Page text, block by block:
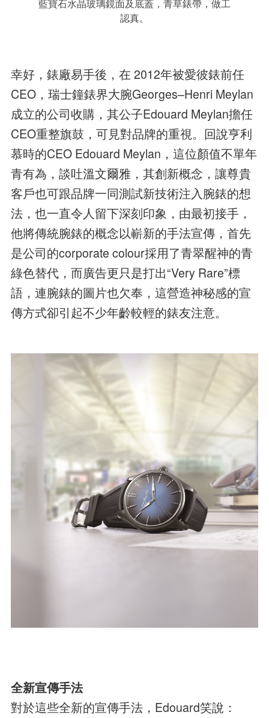
藍寶石水晶玻璃鏡面及底蓋，青草錶帶，做工
認真。
幸好，錶廠易手後，在 2012年被愛彼錶前任
CEO，瑞士鐘錶界大腕Georges–Henri Meylan
成立的公司收購，其公子Edouard Meylan擔任
CEO重整旗鼓，可見對品牌的重視。回說亨利
慕時的CEO Edouard Meylan，這位顏值不單年
青有為，談吐溫文爾雅，其創新概念，讓尊貴
客戶也可跟品牌一同測試新技術注入腕錶的想
法，也一直令人留下深刻印象，由最初接手，
他將傳統腕錶的概念以嶄新的手法宣傳，首先
是公司的corporate colour採用了青翠醒神的青
綠色替代，而廣告更只是打出“Very Rare”標
語，連腕錶的圖片也欠奉，這營造神秘感的宣
傳方式卻引起不少年齡較輕的錶友注意。
全新宣傳手法
對於這些全新的宣傳手法，Edouard笑說：